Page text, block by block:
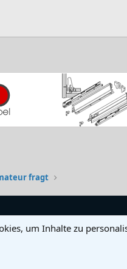
fragt
um Inhalte zu